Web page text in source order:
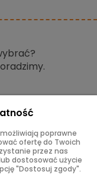
i
poprawne
ofertę do Twoich
przez nas
dostosować użycie
"Dostosuj zgody".